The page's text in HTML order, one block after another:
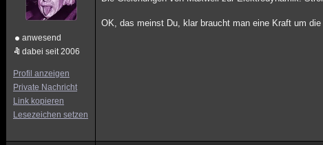
anwesend
dabei seit 2006
Profil anzeigen
Private Nachricht
Link kopieren
Lesezeichen setzen
OK, das meinst Du, klar braucht man eine Kraft um